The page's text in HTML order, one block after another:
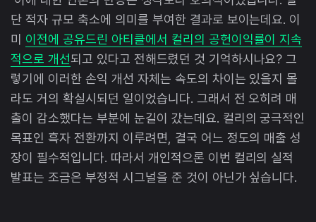
단 적자 규모 축소에 의미를 부여한 결과로 보이는데요. 이
미 이전에 공유드린 아티클에서 컬리의 공헌이익률이 지속
적으로 개선되고 있다고 전해드렸던 것 기억하시나요? 그
렇기에 이러한 손익 개선 자체는 속도의 차이는 있을지 몰
라도 거의 확실시되던 일이었습니다. 그래서 전 오히려 매
출이 감소했다는 부분에 눈길이 갔는데요. 컬리의 궁극적인
목표인 흑자 전환까지 이루려면, 결국 어느 정도의 매출 성
장이 필수적입니다. 따라서 개인적으론 이번 컬리의 실적
발표는 조금은 부정적 시그널을 준 것이 아닌가 싶습니다.